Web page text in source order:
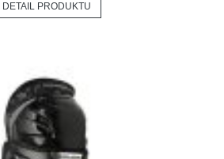
DETAIL PRODUKTU